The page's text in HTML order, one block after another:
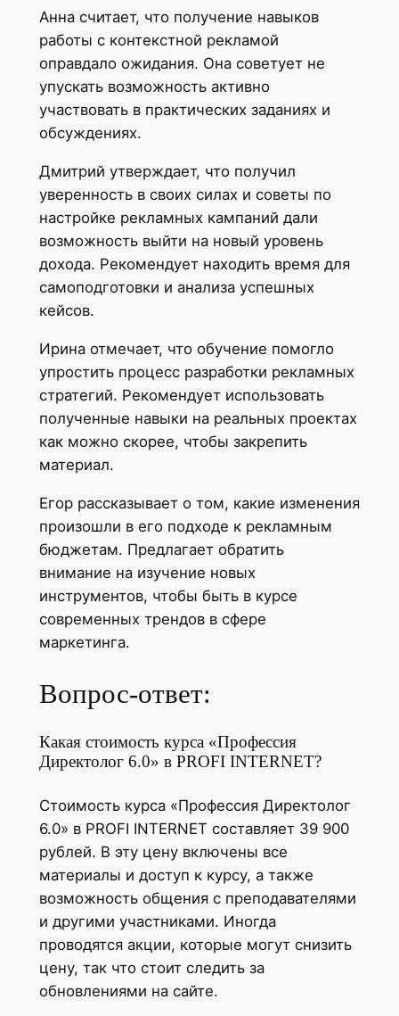
Анна считает, что получение навыков
работы с контекстной рекламой
оправдало ожидания. Она советует не
упускать возможность активно
участвовать в практических заданиях и
обсуждениях.
Дмитрий утверждает, что получил
уверенность в своих силах и советы по
настройке рекламных кампаний дали
возможность выйти на новый уровень
дохода. Рекомендует находить время для
самоподготовки и анализа успешных
кейсов.
Ирина отмечает, что обучение помогло
упростить процесс разработки рекламных
стратегий. Рекомендует использовать
полученные навыки на реальных проектах
как можно скорее, чтобы закрепить
материал.
Егор рассказывает о том, какие изменения
произошли в его подходе к рекламным
бюджетам. Предлагает обратить
внимание на изучение новых
инструментов, чтобы быть в курсе
современных трендов в сфере
маркетинга.
Вопрос-ответ:
Какая стоимость курса «Профессия
Директолог 6.0» в PROFI INTERNET?
Стоимость курса «Профессия Директолог
6.0» в PROFI INTERNET составляет 39 900
рублей. В эту цену включены все
материалы и доступ к курсу, а также
возможность общения с преподавателями
и другими участниками. Иногда
проводятся акции, которые могут снизить
цену, так что стоит следить за
обновлениями на сайте.